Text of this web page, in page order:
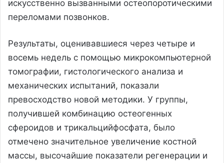
искусственно вызванными остеопоротическими
переломами позвонков.
Результаты, оценивавшиеся через четыре и
восемь недель с помощью микрокомпьютерной
томографии, гистологического анализа и
механических испытаний, показали
превосходство новой методики. У группы,
получившей комбинацию остеогенных
сфероидов и трикальцийфосфата, было
отмечено значительное увеличение костной
массы, высочайшие показатели регенерации и